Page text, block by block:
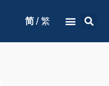
简 / 繁